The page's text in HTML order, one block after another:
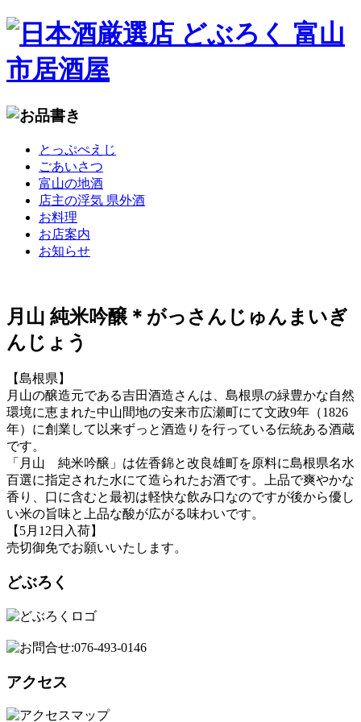
とっぷぺえじ
ごあいさつ
富山の地酒
店主の浮気 県外酒
お料理
お店案内
お知らせ
月山 純米吟醸＊がっさんじゅんまいぎ
んじょう
【島根県】
月山の醸造元である吉田酒造さんは、島根県の緑豊かな自然
環境に恵まれた中山間地の安来市広瀬町にて文政9年（1826
年）に創業して以来ずっと酒造りを行っている伝統ある酒蔵
です。
「月山 純米吟醸」は佐香錦と改良雄町を原料に島根県名水
百選に指定された水にて造られたお酒です。上品で爽やかな
香り、口に含むと最初は軽快な飲み口なのですが後から優し
い米の旨味と上品な酸が広がる味わいです。
【5月12日入荷】
売切御免でお願いいたします。
どぶろく
アクセス